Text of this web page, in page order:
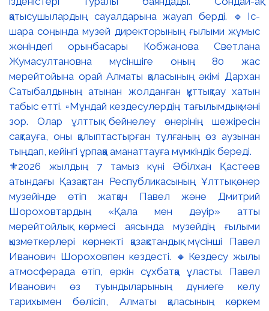
⚜️2026 жылдың 7 тамыз күні Әбілхан Қастеев
атындағы Қазақстан Республикасының Ұлттық өнер
музейінде өтіп жатқан Павел және Дмитрий
Шороховтардың «Қала мен дәуір» атты
мерейтойлық көрмесі аясында музейдің ғылыми
қызметкерлері көрнекті қазақстандық мүсінші Павел
Иванович Шороховпен кездесті. 🔸Кездесу жылы
атмосферада өтіп, еркін сұхбатқа ұласты. Павел
Иванович өз туындыларының дүниеге келу
тарихымен бөлісіп, Алматы қаласының көркем